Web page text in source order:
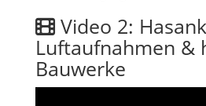
Video 2:
Luftaufnahmen &
Bauwerke